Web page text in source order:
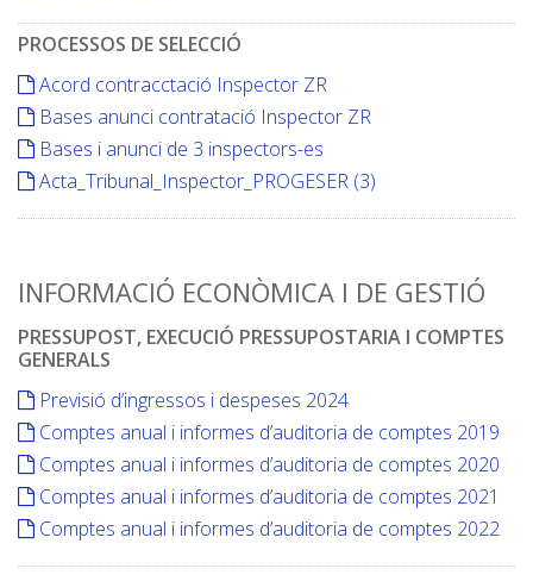
PROCESSOS DE SELECCIÓ
Acord contracctació Inspector ZR
Bases anunci contratació Inspector ZR
Bases i anunci de 3 inspectors-es
Acta_Tribunal_Inspector_PROGESER (3)
INFORMACIÓ ECONÒMICA I DE GESTIÓ
PRESSUPOST, EXECUCIÓ PRESSUPOSTARIA I COMPTES
GENERALS
Previsió d’ingressos i despeses 2024
Comptes anual i informes d’auditoria de comptes 2019
Comptes anual i informes d’auditoria de comptes 2020
Comptes anual i informes d’auditoria de comptes 2021
Comptes anual i informes d’auditoria de comptes 2022